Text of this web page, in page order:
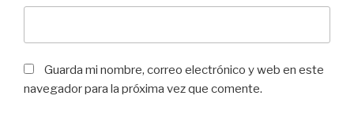
Guarda mi nombre, correo electrónico y web en este
navegador para la próxima vez que comente.